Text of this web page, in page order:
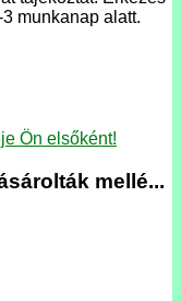
munkanap alatt.
Ön elsőként!
mellé...